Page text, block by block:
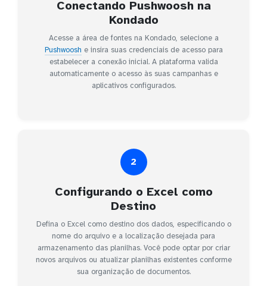
Conectando Pushwoosh na
Kondado
Acesse a área de fontes na Kondado, selecione a
Pushwoosh e insira suas credenciais de acesso para
estabelecer a conexão inicial. A plataforma valida
automaticamente o acesso às suas campanhas e
aplicativos configurados.
2
Configurando o Excel como
Destino
Defina o Excel como destino dos dados, especificando o
nome do arquivo e a localização desejada para
armazenamento das planilhas. Você pode optar por criar
novos arquivos ou atualizar planilhas existentes conforme
sua organização de documentos.